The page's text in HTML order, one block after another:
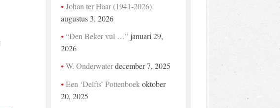
Johan ter Haar (1941-2026)
augustus 3, 2026
“Den Beker vul …” januari 29,
2026
W. Onderwater december 7, 2025
Een ‘Delfts’ Pottenboek oktober
20, 2025